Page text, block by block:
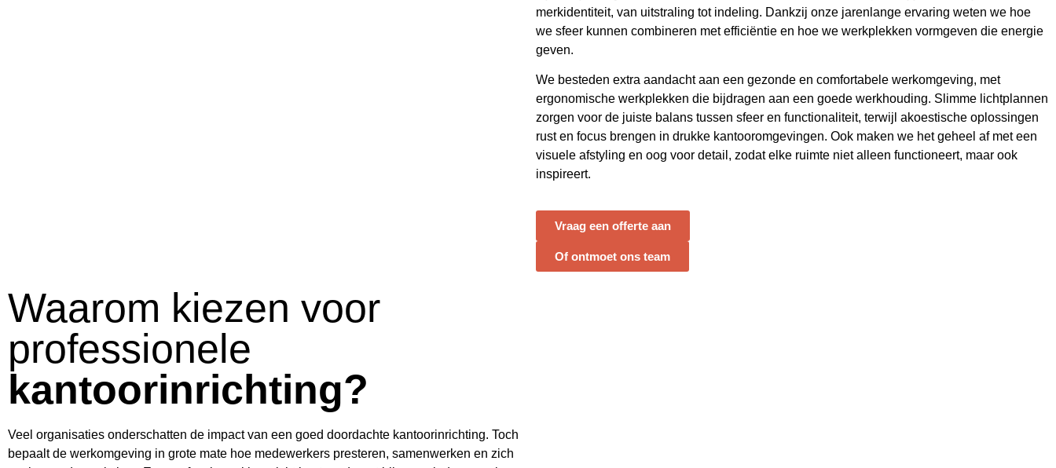
merkidentiteit, van uitstraling tot indeling. Dankzij onze jarenlange ervaring weten we hoe
we sfeer kunnen combineren met efficiëntie en hoe we werkplekken vormgeven die energie
geven.
We besteden extra aandacht aan een gezonde en comfortabele werkomgeving, met
ergonomische werkplekken die bijdragen aan een goede werkhouding. Slimme lichtplannen
zorgen voor de juiste balans tussen sfeer en functionaliteit, terwijl akoestische oplossingen
rust en focus brengen in drukke kantooromgevingen. Ook maken we het geheel af met een
visuele afstyling en oog voor detail, zodat elke ruimte niet alleen functioneert, maar ook
inspireert.
Vraag een offerte aan
Of ontmoet ons team
Waarom kiezen voor
professionele
kantoorinrichting?
Veel organisaties onderschatten de impact van een goed doordachte kantoorinrichting. Toch
bepaalt de werkomgeving in grote mate hoe medewerkers presteren, samenwerken en zich